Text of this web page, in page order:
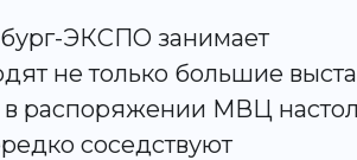
ЭКСПО занимает
не только большие
распоряжении МВЦ
соседствуют